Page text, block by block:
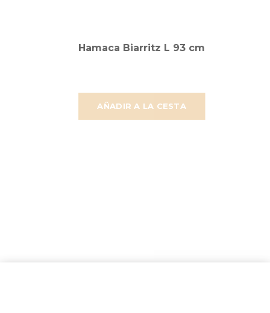
AÑADIR A LA CESTA
Hamaca Biarritz L 93 cm